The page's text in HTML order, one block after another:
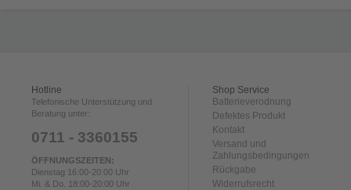
Hotline
Telefonische Unterstützung und
Beratung unter:
0711 - 3360155
ÖFFNUNGSZEITEN:
Dienstag 16:00-20:00 Uhr
Mi. & Do. 18:00-20:00 Uhr
Shop Service
Batterieverodnung
Defektes Produkt
Kontakt
Versand und
Zahlungsbedingungen
Rückgabe
Widerrufsrecht